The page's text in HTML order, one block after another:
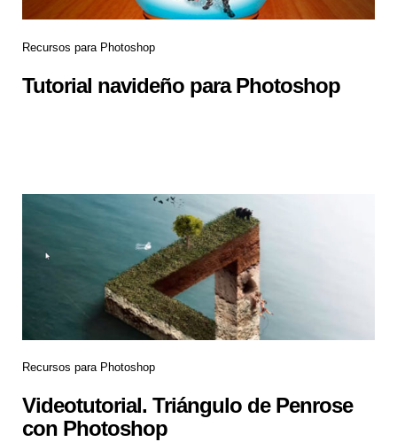
Recursos para Photoshop
Tutorial navideño para Photoshop
Recursos para Photoshop
Videotutorial. Triángulo de Penrose
con Photoshop